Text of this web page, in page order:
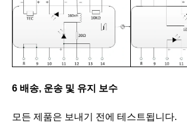
6 배송, 운송 및 유지 보수
모든 제품은 보내기 전에 테스트됩니다.